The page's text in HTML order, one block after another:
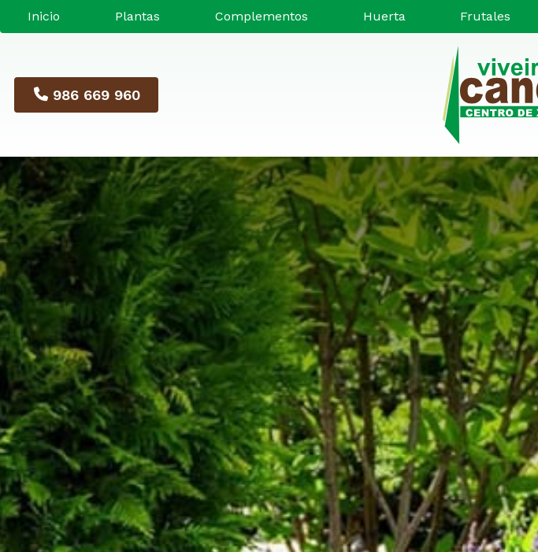
986 669 960
Inicio Plantas Complementos Huerta Frutales